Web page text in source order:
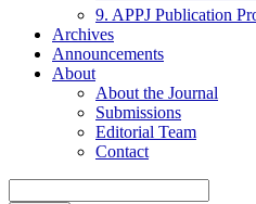
9. APPJ Publication
Archives
Announcements
About
About the Journal
Submissions
Editorial Team
Contact